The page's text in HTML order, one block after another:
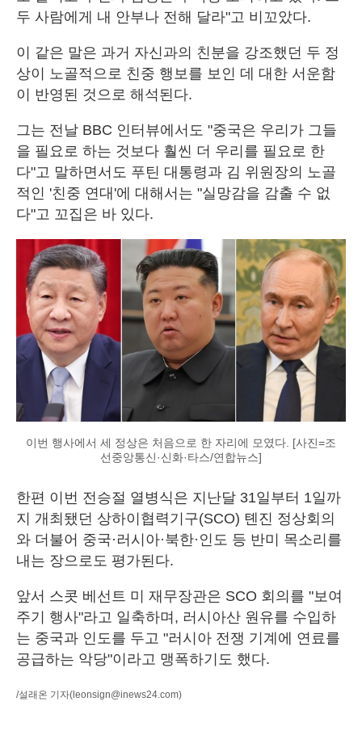
두 사람에게 내 안부나 전해 달라"고 비꼬았다.
이 같은 말은 과거 자신과의 친분을 강조했던 두 정
상이 노골적으로 친중 행보를 보인 데 대한 서운함
이 반영된 것으로 해석된다.
그는 전날 BBC 인터뷰에서도 "중국은 우리가 그들
을 필요로 하는 것보다 훨씬 더 우리를 필요로 한
다"고 말하면서도 푸틴 대통령과 김 위원장의 노골
적인 '친중 연대'에 대해서는 "실망감을 감출 수 없
다"고 꼬집은 바 있다.
이번 행사에서 세 정상은 처음으로 한 자리에 모였다. [사진=조
선중앙통신·신화·타스/연합뉴스]
한편 이번 전승절 열병식은 지난달 31일부터 1일까
지 개최됐던 상하이협력기구(SCO) 톈진 정상회의
와 더불어 중국·러시아·북한·인도 등 반미 목소리를
내는 장으로도 평가된다.
앞서 스콧 베선트 미 재무장관은 SCO 회의를 "보여
주기 행사"라고 일축하며, 러시아산 원유를 수입하
는 중국과 인도를 두고 "러시아 전쟁 기계에 연료를
공급하는 악당"이라고 맹폭하기도 했다.
/설래온 기자(leonsign@inews24.com)